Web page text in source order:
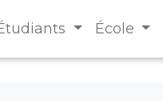
École